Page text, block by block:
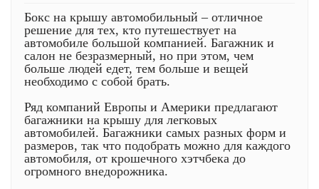
Бокс на крышу автомобильный – отличное
решение для тех, кто путешествует на
автомобиле большой компанией. Багажник и
салон не безразмерный, но при этом, чем
больше людей едет, тем больше и вещей
необходимо с собой брать.
Ряд компаний Европы и Америки предлагают
багажники на крышу для легковых
автомобилей. Багажники самых разных форм и
размеров, так что подобрать можно для каждого
автомобиля, от крошечного хэтчбека до
огромного внедорожника.